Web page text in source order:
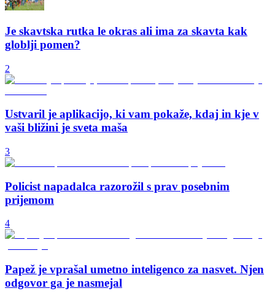
Je skavtska rutka le okras ali ima za skavta kak
globlji pomen?
2
Ustvaril je aplikacijo, ki vam pokaže, kdaj in kje v
vaši bližini je sveta maša
3
Policist napadalca razorožil s prav posebnim
prijemom
4
Papež je vprašal umetno inteligenco za nasvet. Njen
odgovor ga je nasmejal